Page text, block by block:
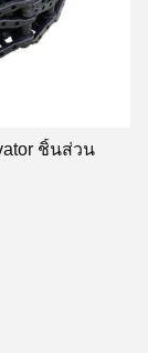
ชิ้นส่วน